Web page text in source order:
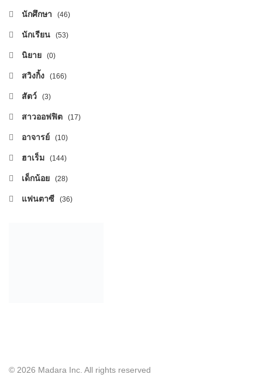
นักศึกษา (46)
นักเรียน (53)
นิยาย (0)
สวิงกิ้ง (166)
สัตว์ (3)
สาวออฟฟิต (17)
อาจารย์ (10)
ฮาเร็ม (144)
เด็กน้อย (28)
แฟนตาซี (36)
© 2026 Madara Inc. All rights reserved